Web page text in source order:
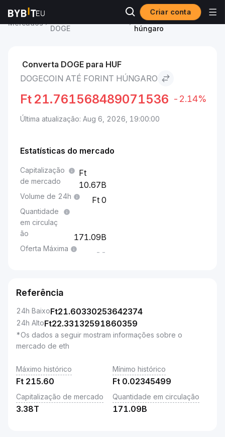
Criar conta
Mercados
DOGE
Dogecoin to Forint
húngaro
Converta DOGE para HUF
DOGECOIN ATÉ FORINT HÚNGARO
Ft 21.761568489071536 -2.14%
Última atualização: Aug 6, 2026, 19:00:00
Estatísticas do mercado
Capitalização
de mercado
10.67B
Volume de 24h 0
Quantidade
em circulaç
ão
171.09B
Oferta Máxima --
Referência
24h BaixoFt21.60330253642374
24h AltoFt22.33132591860359
*Os dados a seguir mostram informações sobre o
mercado de eth
Máximo histórico
Ft 215.60
Mínimo histórico
Ft 0.02345499
Capitalização de mercado
3.38T
Quantidade em circulação
171.09B